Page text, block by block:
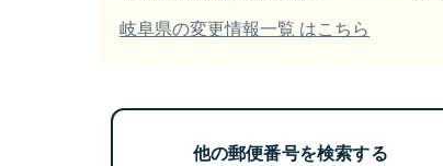
岐阜県の変更情報一覧 はこちら
他の郵便番号を検索する